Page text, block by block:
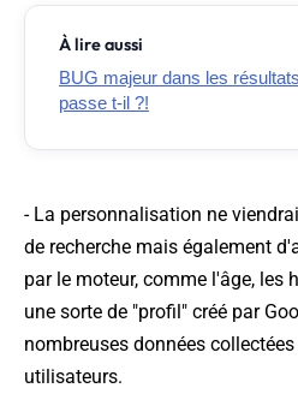
À lire aussi
BUG majeur dans les
passe t-il ?!
- La personnalisation ne
de recherche mais également
par le moteur, comme l'âge, les
une sorte de "profil" créé par
nombreuses données
utilisateurs.